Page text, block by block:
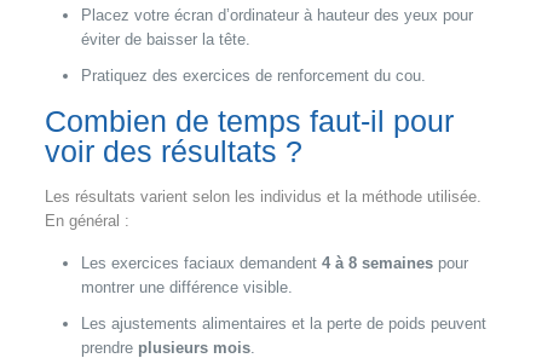
Placez votre écran d’ordinateur à hauteur des yeux pour
éviter de baisser la tête.
Pratiquez des exercices de renforcement du cou.
Combien de temps faut-il pour
voir des résultats ?
Les résultats varient selon les individus et la méthode utilisée.
En général :
Les exercices faciaux demandent 4 à 8 semainespour
montrer une différence visible.
Les ajustements alimentaires et la perte de poids peuvent
prendre plusieurs mois.